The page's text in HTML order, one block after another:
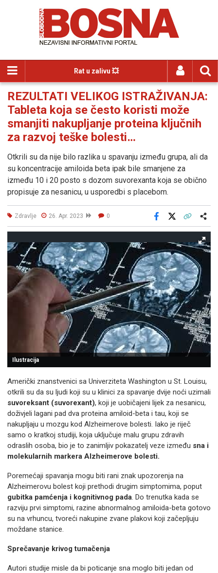
Rat u zalivu 💥
REZULTATI VELIKOG ISTRAŽIVANJA:
Tableta koja se često koristi može
smanjiti nakupljanje proteina ključnih
za razvoj teške bolesti…
Otkrili su da nije bilo razlika u spavanju između grupa, ali da
su koncentracije amiloida beta ipak bile smanjene za
između 10 i 20 posto s dozom suvorexanta koja se obično
propisuje za nesanicu, u usporedbi s placebom.
Zdravlje 26. Apr. 2023 0
Facebook
Ilustracija
Američki znanstvenici sa Univerziteta Washington u St. Louisu,
otkrili su da su ljudi koji su u klinici za spavanje dvije noći uzimali
suvoreksant (suvorexant), koji je uobičajeni lijek za nesanicu,
doživjeli lagani pad dva proteina amiloid-beta i tau, koji se
nakupljaju u mozgu kod Alzheimerove bolesti. Iako je riječ
samo o kratkoj studiji, koja uključuje malu grupu zdravih
odraslih osoba, bio je to zanimljiv pokazatelj veze između sna i
molekularnih markera Alzheimerove bolesti.
Poremećaji spavanja mogu biti rani znak upozorenja na
Alzheimerovu bolest koji prethodi drugim simptomima, poput
gubitka pamćenja i kognitivnog pada. Do trenutka kada se
razviju prvi simptomi, razine abnormalnog amiloida-beta gotovo
su na vrhuncu, tvoreći nakupine zvane plakovi koji začepljuju
moždane stanice.
Sprečavanje krivog tumačenja
Autori studije misle da bi poticanje sna moglo biti jedan od